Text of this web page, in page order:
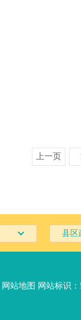
上一页
县区
网站地图 网站标识：